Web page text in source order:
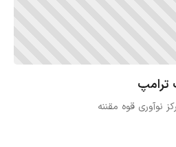
ترامپ
نوآوری قوه مقننه